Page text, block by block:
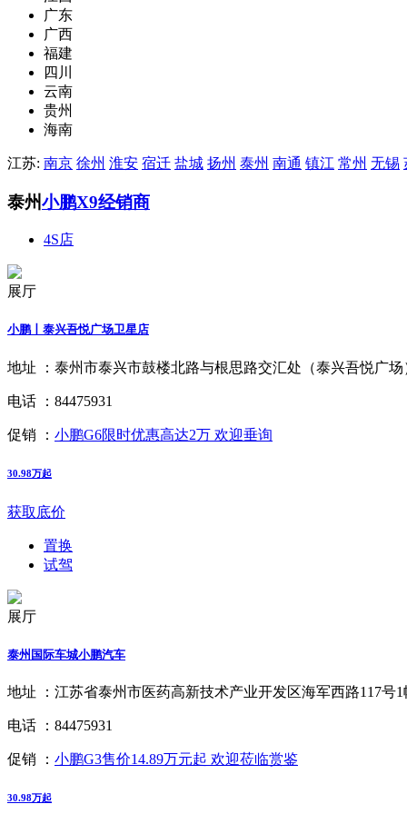
广东
广西
福建
四川
云南
贵州
海南
江苏: 南京 徐州 淮安 宿迁 盐城 扬州 泰州 南通 镇江 常州 无锡
泰州小鹏X9经销商
4S店
展厅
小鹏丨泰兴吾悦广场卫星店
地址 ： 泰州市泰兴市鼓楼北路与根思路交汇处（泰兴吾悦广场
电话 ： 84475931
促销 ： 小鹏G6限时优惠高达2万 欢迎垂询
30.98万起
获取底价
置换
试驾
展厅
泰州国际车城小鹏汽车
地址 ： 江苏省泰州市医药高新技术产业开发区海军西路117号1
电话 ： 84475931
促销 ： 小鹏G3售价14.89万元起 欢迎莅临赏鉴
30.98万起